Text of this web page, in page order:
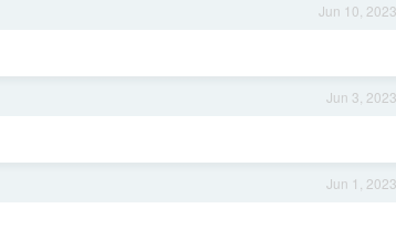
Jun 10, 2023
Jun 3, 2023
Jun 1, 2023